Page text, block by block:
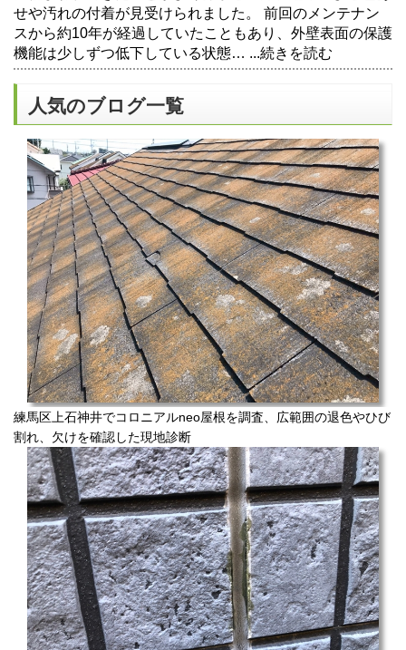
せや汚れの付着が見受けられました。 前回のメンテナン
スから約10年が経過していたこともあり、外壁表面の保護
機能は少しずつ低下している状態… ...続きを読む
人気のブログ一覧
練馬区上石神井でコロニアルneo屋根を調査、広範囲の退色やひび
割れ、欠けを確認した現地診断